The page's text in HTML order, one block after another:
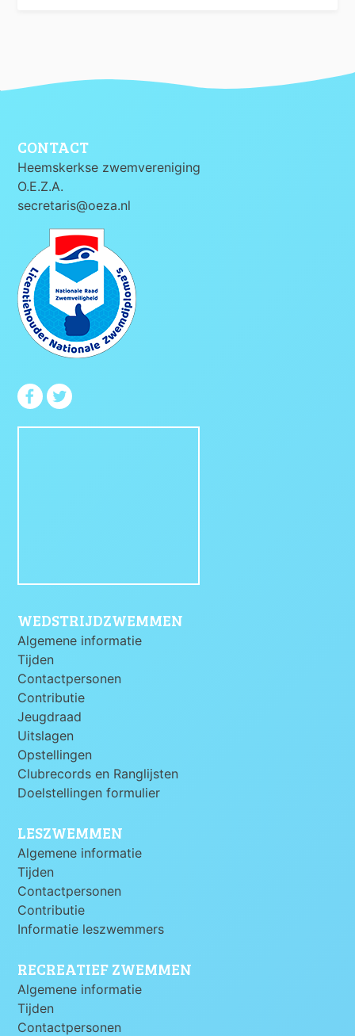
CONTACT
Heemskerkse zwemvereniging
O.E.Z.A.
secretaris@oeza.nl
WEDSTRIJDZWEMMEN
Algemene informatie
Tijden
Contactpersonen
Contributie
Jeugdraad
Uitslagen
Opstellingen
Clubrecords en Ranglijsten
Doelstellingen formulier
LESZWEMMEN
Algemene informatie
Tijden
Contactpersonen
Contributie
Informatie leszwemmers
RECREATIEF ZWEMMEN
Algemene informatie
Tijden
Contactpersonen